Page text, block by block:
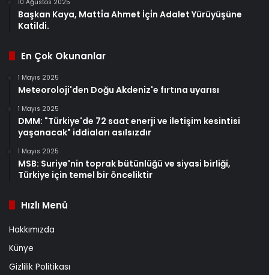
10 Ağustos 2025
Başkan Kaya, Matti̇a Ahmet İçi̇n Adalet Yürüyüşüne
Katildi.
En Çok Okunanlar
1 Mayıs 2025
Meteoroloji'den Doğu Akdeniz'e fırtına uyarısı
1 Mayıs 2025
DMM: "Türkiye'de 72 saat enerji ve iletişim kesintisi
yaşanacak" iddiaları asılsızdır
1 Mayıs 2025
MSB: Suriye'nin toprak bütünlüğü ve siyasi birliği,
Türkiye için temel bir önceliktir
Hızlı Menü
Hakkımızda
Künye
Gizlilik Politikası